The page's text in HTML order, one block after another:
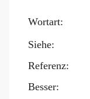
Blog
Wortart:
Siehe:
Referenz:
Besser: